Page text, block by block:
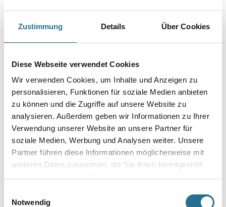
Zustimmung Details Über Cookies
Diese Webseite verwendet Cookies
Wir verwenden Cookies, um Inhalte und Anzeigen zu
personalisieren, Funktionen für soziale Medien anbieten
zu können und die Zugriffe auf unsere Website zu
analysieren. Außerdem geben wir Informationen zu Ihrer
Verwendung unserer Website an unsere Partner für
soziale Medien, Werbung und Analysen weiter. Unsere
Partner führen diese Informationen möglicherweise mit
weiteren Daten zusammen, die Sie ihnen bereitgestellt
Notwendig
Capatect 087 Naturstein 23,0 kg Fugenmörtel Anthrazit
Umrechnungsfaktoren